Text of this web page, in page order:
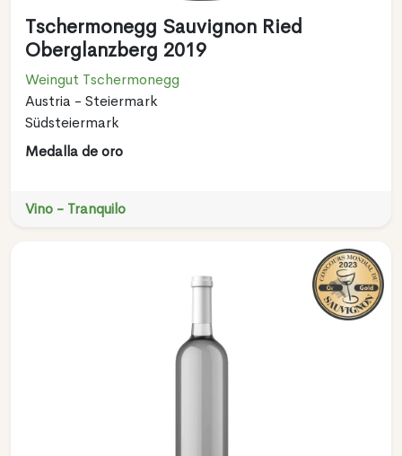
Tschermonegg Sauvignon Ried
Oberglanzberg 2019
Weingut Tschermonegg
Austria - Steiermark
Südsteiermark
Medalla de oro
Vino - Tranquilo